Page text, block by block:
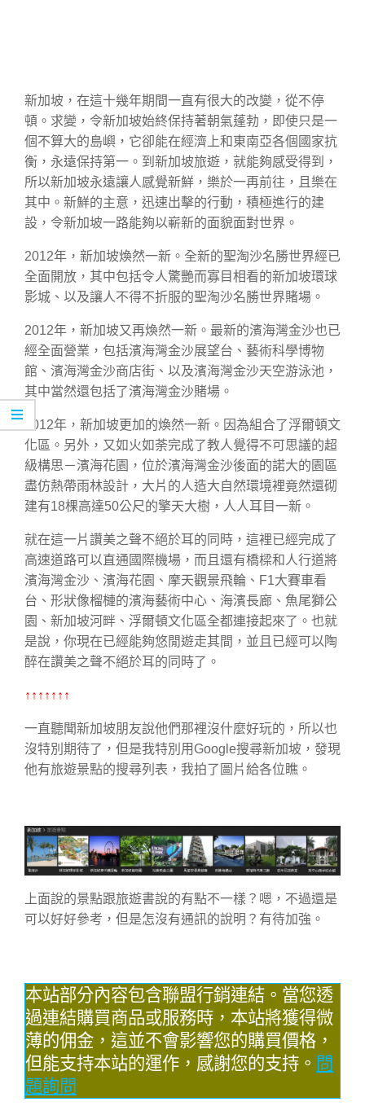
新加坡，在這十幾年期間一直有很大的改變，從不停
頓。求變，令新加坡始終保持著朝氣蓬勃，即使只是一
個不算大的島嶼，它卻能在經濟上和東南亞各個國家抗
衡，永遠保持第一。到新加坡旅遊，就能夠感受得到，
所以新加坡永遠讓人感覺新鮮，樂於一再前往，且樂在
其中。新鮮的主意，迅速出擊的行動，積極進行的建
設，令新加坡一路能夠以嶄新的面貌面對世界。
2012年，新加坡煥然一新。全新的聖淘沙名勝世界經已
全面開放，其中包括令人驚艷而寡目相看的新加坡環球
影城、以及讓人不得不折服的聖淘沙名勝世界賭場。
2012年，新加坡又再煥然一新。最新的濱海灣金沙也已
經全面營業，包括濱海灣金沙展望台、藝術科學博物
館、濱海灣金沙商店街、以及濱海灣金沙天空游泳池，
其中當然還包括了濱海灣金沙賭場。
2012年，新加坡更加的煥然一新。因為組合了浮爾頓文
化區。另外，又如火如荼完成了教人覺得不可思議的超
級構思－濱海花園，位於濱海灣金沙後面的諾大的園區
盡仿熱帶雨林設計，大片的人造大自然環境裡竟然還砌
建有18棵高達50公尺的擎天大樹，人人耳目一新。
就在這一片讚美之聲不絕於耳的同時，這裡已經完成了
高速道路可以直通國際機場，而且還有橋樑和人行道將
濱海灣金沙、濱海花園、摩天觀景飛輪、F1大賽車看
台、形狀像榴槤的濱海藝術中心、海濱長廊、魚尾獅公
園、新加坡河畔、浮爾頓文化區全都連接起來了。也就
是說，你現在已經能夠悠閒遊走其間，並且已經可以陶
醉在讚美之聲不絕於耳的同時了。
↑↑↑↑↑↑↑
一直聽聞新加坡朋友說他們那裡沒什麼好玩的，所以也
沒特別期待了，但是我特別用Google搜尋新加坡，發現
他有旅遊景點的搜尋列表，我拍了圖片給各位瞧。
上面說的景點跟旅遊書說的有點不一樣？嗯，不過還是
可以好好參考，但是怎沒有通訊的說明？有待加強。
本站部分內容包含聯盟行銷連結。當您透
過連結購買商品或服務時，本站將獲得微
薄的佣金，這並不會影響您的購買價格，
但能支持本站的運作，感謝您的支持。 問
題詢問